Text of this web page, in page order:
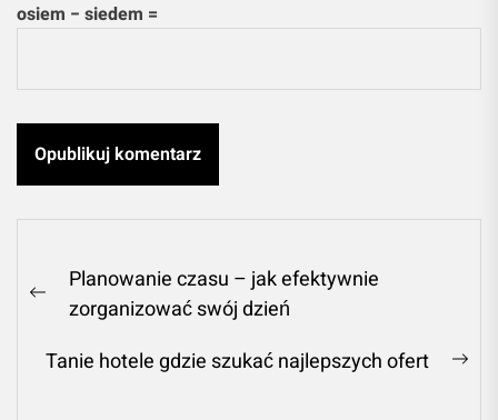
osiem − siedem =
Nawigacja
wpisu
Previous
Planowanie czasu – jak efektywnie
zorganizować swój dzień
Tanie hotele gdzie szukać najlepszych ofert